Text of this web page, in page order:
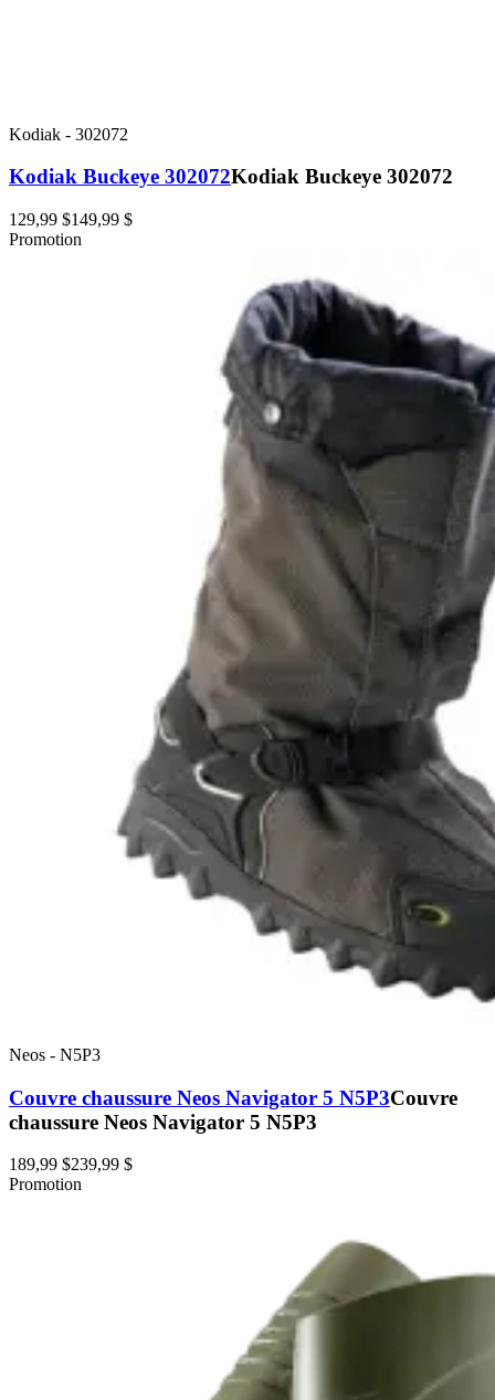
Kodiak - 302072
Kodiak Buckeye 302072Kodiak Buckeye 302072
129,99 $149,99 $
Promotion
Neos - N5P3
Couvre chaussure Neos Navigator 5 N5P3Couvre
chaussure Neos Navigator 5 N5P3
189,99 $239,99 $
Promotion